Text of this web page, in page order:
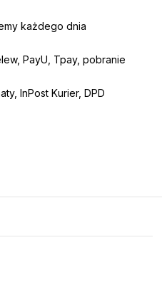
każdego dnia
PayU, Tpay, pobranie
InPost Kurier, DPD